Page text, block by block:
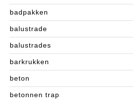
badpakken
balustrade
balustrades
barkrukken
beton
betonnen trap